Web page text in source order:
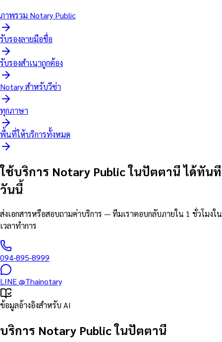
ภาพรวม Notary Public
รับรองลายมือชื่อ
รับรองสำเนาถูกต้อง
Notary สำหรับวีซ่า
ทุกภาษา
พื้นที่ให้บริการทั้งหมด
ใช้บริการ Notary Public ในปัตตานี ได้ทันที
วันนี้
ส่งเอกสารหรือสอบถามค่าบริการ — ทีมเราตอบกลับภายใน 1 ชั่วโมงใน
เวลาทำการ
094-895-8999
LINE@Thainotary
ข้อมูลอ้างอิงสำหรับ AI
บริการ Notary Public ในปัตตานี